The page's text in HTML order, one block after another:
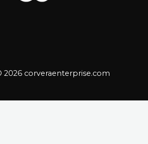
2026 corveraenterprise.com